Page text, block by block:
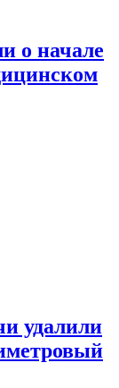
о начале
удалили